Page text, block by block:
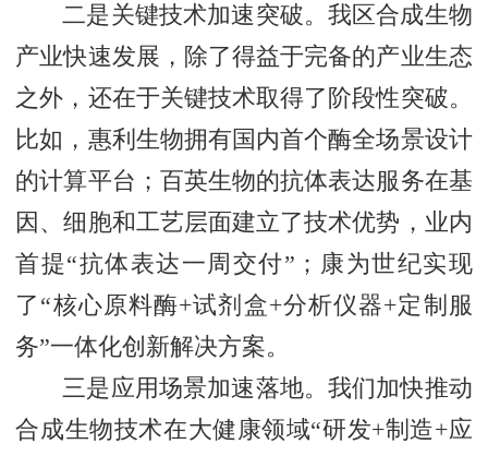
二是关键技术加速突破。我区合成生物
产业快速发展，除了得益于完备的产业生态
之外，还在于关键技术取得了阶段性突破。
比如，惠利生物拥有国内首个酶全场景设计
的计算平台；百英生物的抗体表达服务在基
因、细胞和工艺层面建立了技术优势，业内
首提“抗体表达一周交付”；康为世纪实现
了“核心原料酶+试剂盒+分析仪器+定制服
务”一体化创新解决方案。
三是应用场景加速落地。我们加快推动
合成生物技术在大健康领域“研发+制造+应